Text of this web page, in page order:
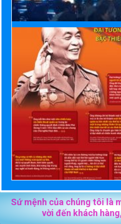
Sứ mệnh của chúng tôi là
vời đến khách